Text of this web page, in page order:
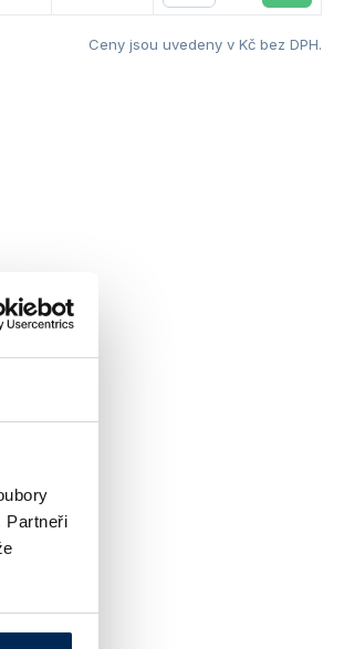
Partneři
Ceny jsou uvedeny v Kč bez DPH.